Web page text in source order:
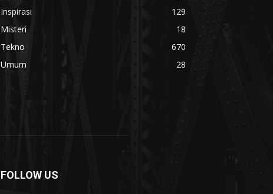
Inspirasi
129
Misteri
18
Tekno
670
Umum
28
FOLLOW US